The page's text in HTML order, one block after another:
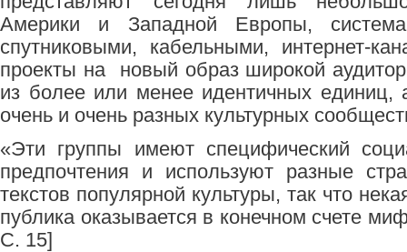
Америки и Западной Европы,
спутниковыми, кабельными, интернет-
проекты на новый образ широкой
из более или менее идентичных единиц,
очень и очень разных культурных
«Эти группы имеют специфический
предпочтения и используют разные
текстов популярной культуры, так что
публика оказывается в конечном счете
C. 15]